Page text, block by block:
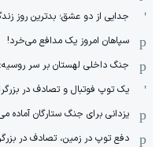
جدایی از دو عشق؛ بدترین روز
سپاهان امروز یک مدافع می‌خرد!
جنگ داخلی لهستان بر سر روسیه:
یک توپ فوتبال و تصادف در
یزدانی برای جنگ ستارگان
دفع توپ در زمین، تصادف در